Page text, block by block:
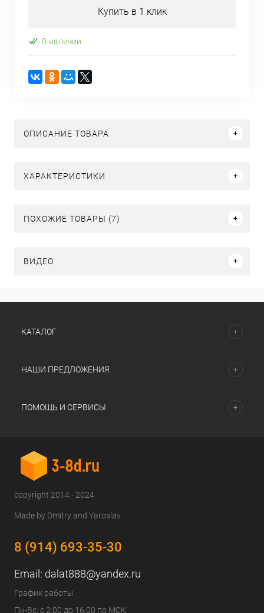
Купить в 1 клик
В наличии
ОПИСАНИЕ ТОВАРА
ХАРАКТЕРИСТИКИ
ПОХОЖИЕ ТОВАРЫ (7)
ВИДЕО
КАТАЛОГ
НАШИ ПРЕДЛОЖЕНИЯ
ПОМОЩЬ И СЕРВИСЫ
copyright 2014 - 2024
Made by Dmitry and Yaroslav
8 (914) 693-35-30
Email: dalat888@yandex.ru
График работы
Пн-Вс: с 2:00 до 16:00 по МСК